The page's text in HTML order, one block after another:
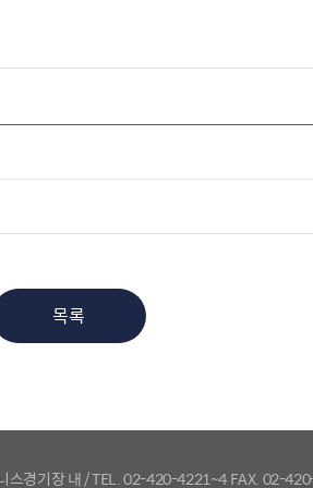
목록
스경기장 내/TEL. 02-420-4221~4FAX. 02-